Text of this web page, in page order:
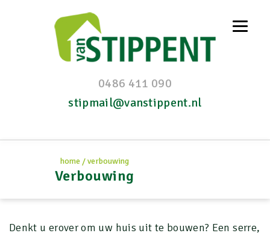
0486 411 090
stipmail@vanstippent.nl
Verbouwing
home /verbouwing
Denkt u erover om uw huis uit te bouwen? Een serre,